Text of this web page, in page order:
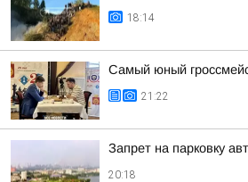
18:14
Самый юный
21:22
Запрет на парковку
20:18